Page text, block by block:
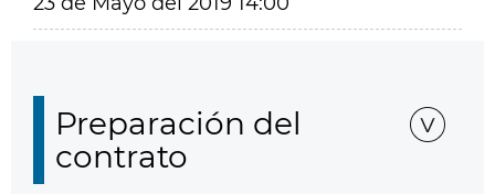
Preparación del
contrato